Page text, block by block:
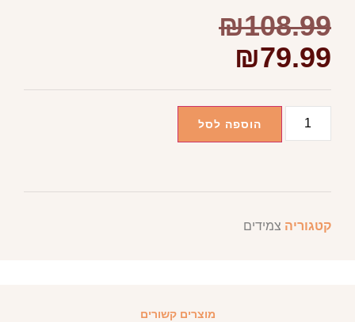
₪108.99
₪79.99
הוספה לסל
קטגוריה צמידים
מוצרים קשורים